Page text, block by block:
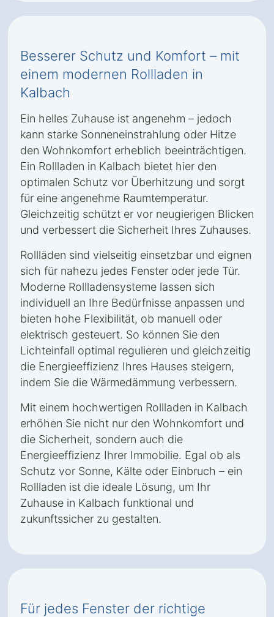
Besserer Schutz und Komfort – mit
einem modernen Rollladen in
Kalbach
Ein helles Zuhause ist angenehm – jedoch
kann starke Sonneneinstrahlung oder Hitze
den Wohnkomfort erheblich beeinträchtigen.
Ein Rollladen in Kalbach bietet hier den
optimalen Schutz vor Überhitzung und sorgt
für eine angenehme Raumtemperatur.
Gleichzeitig schützt er vor neugierigen Blicken
und verbessert die Sicherheit Ihres Zuhauses.
Rollläden sind vielseitig einsetzbar und eignen
sich für nahezu jedes Fenster oder jede Tür.
Moderne Rollladensysteme lassen sich
individuell an Ihre Bedürfnisse anpassen und
bieten hohe Flexibilität, ob manuell oder
elektrisch gesteuert. So können Sie den
Lichteinfall optimal regulieren und gleichzeitig
die Energieeffizienz Ihres Hauses steigern,
indem Sie die Wärmedämmung verbessern.
Mit einem hochwertigen Rollladen in Kalbach
erhöhen Sie nicht nur den Wohnkomfort und
die Sicherheit, sondern auch die
Energieeffizienz Ihrer Immobilie. Egal ob als
Schutz vor Sonne, Kälte oder Einbruch – ein
Rollladen ist die ideale Lösung, um Ihr
Zuhause in Kalbach funktional und
zukunftssicher zu gestalten.
Für jedes Fenster der richtige